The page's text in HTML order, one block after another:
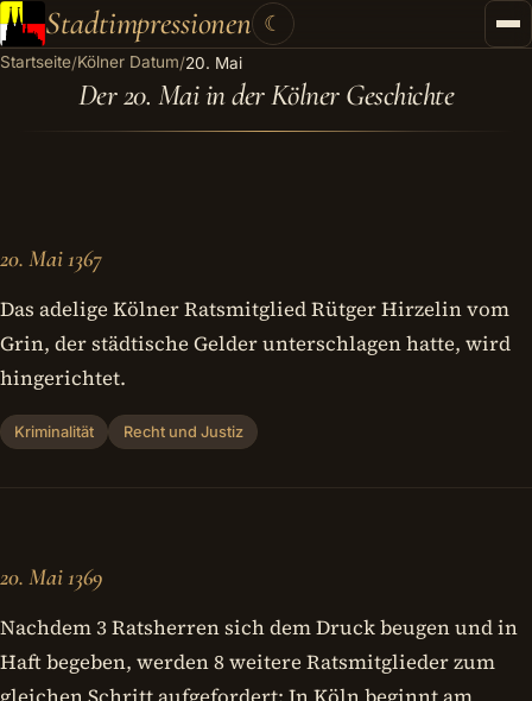
Stadtimpressionen
Startseite
Stadtführungen
Kontakt
Kategorien▾
☾
Startseite/Kölner Datum/20. Mai
Der 20. Mai in der Kölner Geschichte
20. Mai 1367
Das adelige Kölner Ratsmitglied Rütger Hirzelin vom
Grin, der städtische Gelder unterschlagen hatte, wird
hingerichtet.
Kriminalität Recht und Justiz
20. Mai 1369
Nachdem 3 Ratsherren sich dem Druck beugen und in
Haft begeben, werden 8 weitere Ratsmitglieder zum